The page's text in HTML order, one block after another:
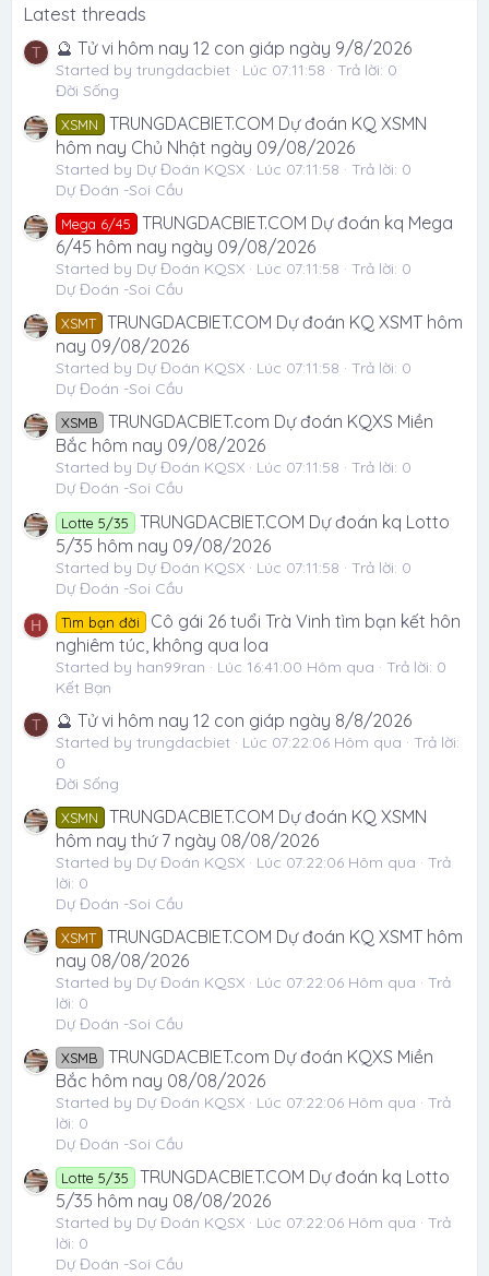
Latest threads
T 🔮 Tử vi hôm nay 12 con giáp ngày 9/8/2026
Started by trungdacbiet Lúc 07:11:58
Trả lời: 0
Đời Sống
XSMN
TRUNGDACBIET.COM Dự đoán KQ XSMN
hôm nay Chủ Nhật ngày 09/08/2026
Started by Dự Đoán KQSX Lúc 07:11:58
Trả lời: 0
Dự Đoán -Soi Cầu
Mega 6/45
TRUNGDACBIET.COM Dự đoán kq Mega
6/45 hôm nay ngày 09/08/2026
Started by Dự Đoán KQSX Lúc 07:11:58
Trả lời: 0
Dự Đoán -Soi Cầu
XSMT TRUNGDACBIET.COM Dự đoán KQ XSMT hôm
nay 09/08/2026
Started by Dự Đoán KQSX Lúc 07:11:58
Trả lời: 0
Dự Đoán -Soi Cầu
XSMB
TRUNGDACBIET.com Dự đoán KQXS Miền
Bắc hôm nay 09/08/2026
Started by Dự Đoán KQSX Lúc 07:11:58
Trả lời: 0
Dự Đoán -Soi Cầu
Lotte 5/35
TRUNGDACBIET.COM Dự đoán kq Lotto
5/35 hôm nay 09/08/2026
Started by Dự Đoán KQSX Lúc 07:11:58
Trả lời: 0
Dự Đoán -Soi Cầu
H Tìm bạn đời
Cô gái 26 tuổi Trà Vinh tìm bạn kết hôn
nghiêm túc, không qua loa
Started by han99ran Lúc 16:41:00 Hôm qua
Trả lời: 0
Kết Bạn
T 🔮 Tử vi hôm nay 12 con giáp ngày 8/8/2026
Started by trungdacbiet Lúc 07:22:06 Hôm qua
Trả lời:
0
Đời Sống
XSMN
TRUNGDACBIET.COM Dự đoán KQ XSMN
hôm nay thứ 7 ngày 08/08/2026
Started by Dự Đoán KQSX Lúc 07:22:06 Hôm qua
Trả
lời: 0
Dự Đoán -Soi Cầu
XSMT TRUNGDACBIET.COM Dự đoán KQ XSMT hôm
nay 08/08/2026
Started by Dự Đoán KQSX Lúc 07:22:06 Hôm qua
Trả
lời: 0
Dự Đoán -Soi Cầu
XSMB
TRUNGDACBIET.com Dự đoán KQXS Miền
Bắc hôm nay 08/08/2026
Started by Dự Đoán KQSX Lúc 07:22:06 Hôm qua
Trả
lời: 0
Dự Đoán -Soi Cầu
Lotte 5/35
TRUNGDACBIET.COM Dự đoán kq Lotto
5/35 hôm nay 08/08/2026
Started by Dự Đoán KQSX Lúc 07:22:06 Hôm qua
Trả
lời: 0
Dự Đoán -Soi Cầu